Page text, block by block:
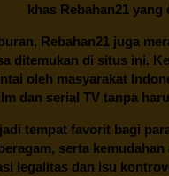
khas Rebahan21yang
Rebahan21 juga
ditemukan di situs ini.
oleh masyarakat
dan serial TV tanpa
tempat favorit bagi
serta
legalitas dan isu